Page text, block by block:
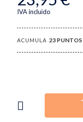
IVA incluido
ACUMULA 23 PUNTOS